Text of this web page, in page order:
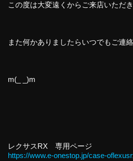
この度は大変遠くからご来店いただ
また何かありましたらいつでもご連
m(_ _)m
レクサスRX 専用ページ
https://www.e-onestop.jp/case-